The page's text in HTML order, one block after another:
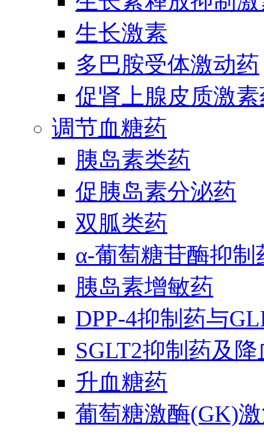
生长激素
多巴胺受体激动药
促肾上腺皮质激
调节血糖药
胰岛素类药
促胰岛素分泌药
双胍类药
α-葡萄糖苷酶抑制
胰岛素增敏药
DPP-4抑制药与
SGLT2抑制药及
升血糖药
葡萄糖激酶(GK)